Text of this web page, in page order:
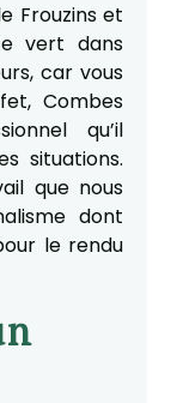
Frouzins et
vert dans
car vous
Combes
qu’il
situations.
que nous
dont
le rendu